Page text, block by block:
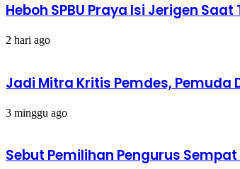
Heboh SPBU Praya Isi Jerigen
2 hari ago
Jadi Mitra Kritis Pemdes, Pemuda
3 minggu ago
Sebut Pemilihan Pengurus